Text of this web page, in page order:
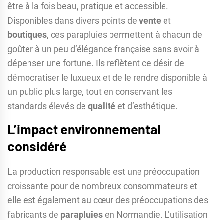
être à la fois beau, pratique et accessible.
Disponibles dans divers points de vente et
boutiques, ces parapluies permettent à chacun de
goûter à un peu d’élégance française sans avoir à
dépenser une fortune. Ils reflètent ce désir de
démocratiser le luxueux et de le rendre disponible à
un public plus large, tout en conservant les
standards élevés de qualité et d’esthétique.
L’impact environnemental
considéré
La production responsable est une préoccupation
croissante pour de nombreux consommateurs et
elle est également au cœur des préoccupations des
fabricants de parapluies en Normandie. L’utilisation